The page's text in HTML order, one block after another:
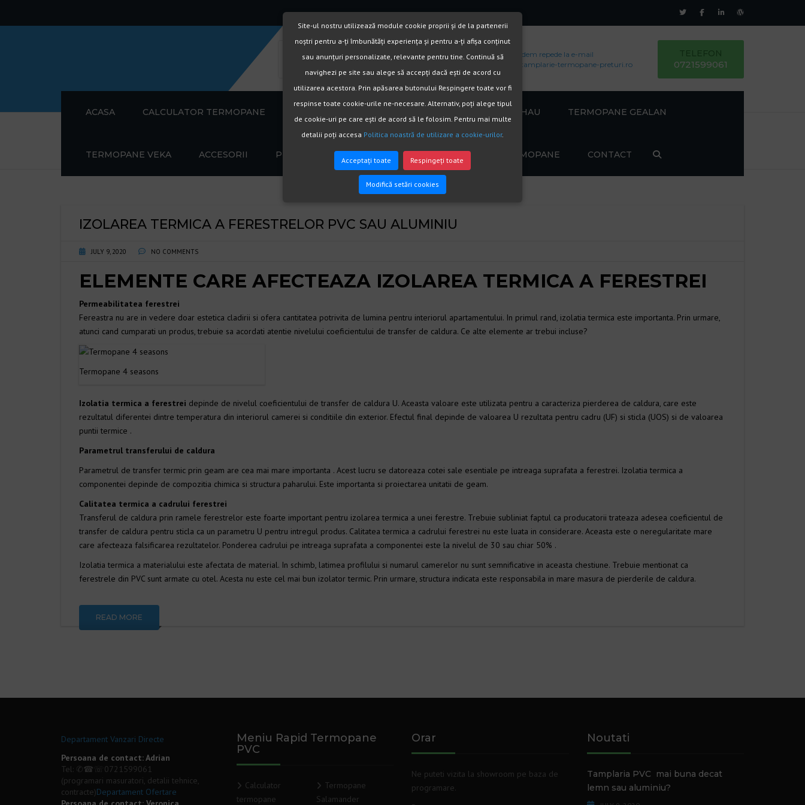
Site-ul nostru utilizează module cookie proprii și de la partenerii
noștri pentru a-ți îmbunătăți experiența și pentru a-ți afișa conținut
sau anunțuri personalizate, relevante pentru tine. Continuă să
navighezi pe site sau alege să accepți dacă ești de acord cu
utilizarea acestora. Prin apăsarea butonului Respingere toate vor fi
respinse toate cookie-urile ne-necesare. Alternativ, poți alege tipul
de cookie-uri pe care ești de acord să le folosim. Pentru mai multe
detalii poți accesa Politica noastră de utilizare a cookie-urilor.
Acceptați toate Respingeți toate
Modifică setări cookies
Soseaua Mihai Bravu 147-169 sc B
Raspundem repede la e-mail
office@tamplarie-termopane-preturi.ro
0721599061
ACASA
ALUMINIU
CUM NE DAM SEAMA DE
FIRMA TERMOPANE
DE CE NOI? MONTAJ
CALCULATOR TERMOPANE
92 (6 CAMERE,0,91 W/M²K )
TERMOPANE SALAMANDER
TERMOPANE REHAU
CAMERE, 0,96 W/M²K )
TERMOPANE REHAU EURO
TERMOPANE GEALAN
TERMOPANE VEKA ACCESORII
RULOURI EXTERIOARE
PLASE TERMOPANE
GLAFURI TERMOPANE
PROMOTII USI TERMOPAN
USI DE TERMOPAN DE INTERIOR
USI TERMOPAN DE EXTERIOR
REPARATII TERMOPANE CONTACT
Termopane
IZOLAREA TERMICA A FERESTRELOR PVC SAU ALUMINIU
JULY 9, 2020 NO COMMENTS
ELEMENTE CARE AFECTEAZA IZOLAREA TERMICA A FERESTREI
Permeabilitatea ferestrei
Fereastra nu are in vedere doar estetica cladirii si ofera cantitatea potrivita de lumina pentru interiorul apartamentului. In primul rand, izolatia termica este importanta. Prin urmare,
atunci cand cumparati un produs, trebuie sa acordati atentie nivelului coeficientului de transfer de caldura. Ce alte elemente ar trebui incluse?
Termopane 4 seasons
Izolatia termica a ferestrei depinde de nivelul coeficientului de transfer de caldura U. Aceasta valoare este utilizata pentru a caracteriza pierderea de caldura, care este
rezultatul diferentei dintre temperatura din interiorul camerei si conditiile din exterior. Efectul final depinde de valoarea U rezultata pentru cadru (UF) si sticla (UOS) si de valoarea
puntii termice .
Parametrul transferului de caldura
Parametrul de transfer termic prin geam are cea mai mare importanta . Acest lucru se datoreaza cotei sale esentiale pe intreaga suprafata a ferestrei. Izolatia termica a
componentei depinde de compozitia chimica si structura paharului. Este importanta si proiectarea unitatii de geam.
Calitatea termica a cadrului ferestrei
Transferul de caldura prin ramele ferestrelor este foarte important pentru izolarea termica a unei ferestre. Trebuie subliniat faptul ca producatorii trateaza adesea coeficientul de
transfer de caldura pentru sticla ca un parametru U pentru intregul produs. Calitatea termica a cadrului ferestrei nu este luata in considerare. Aceasta este o neregularitate mare
care afecteaza falsificarea rezultatelor. Ponderea cadrului pe intreaga suprafata a componentei este la nivelul de 30 sau chiar 50% .
Izolatia termica a materialului este afectata de material. In schimb, latimea profilului si numarul camerelor nu sunt semnificative in aceasta chestiune. Trebuie mentionat ca
ferestrele din PVC sunt armate cu otel. Acesta nu este cel mai bun izolator termic. Prin urmare, structura indicata este responsabila in mare masura de pierderile de caldura.
READ MORE
Departament Vanzari Directe
Persoana de contact: Adrian
Tel: ✆☎☏ 0721599061
(programari masuratori, detalii tehnice,
contracte)Departament Ofertare
Meniu Rapid Termopane
PVC
Calculator
termopane
Termopane
Salamander
Orar
Ne puteti vizita la showroom pe baza de
programare.
Noutati
Tamplaria PVC mai buna decat
lemn sau aluminiu?